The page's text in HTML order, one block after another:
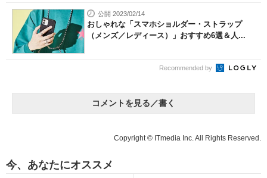
公開 2023/02/14
おしゃれな「スマホショルダー・ストラップ
（メンズ／レディース）」おすすめ6選＆人...
Recommended by
コメントを見る／書く
Copyright © ITmedia Inc. All Rights Reserved.
今、あなたにオススメ